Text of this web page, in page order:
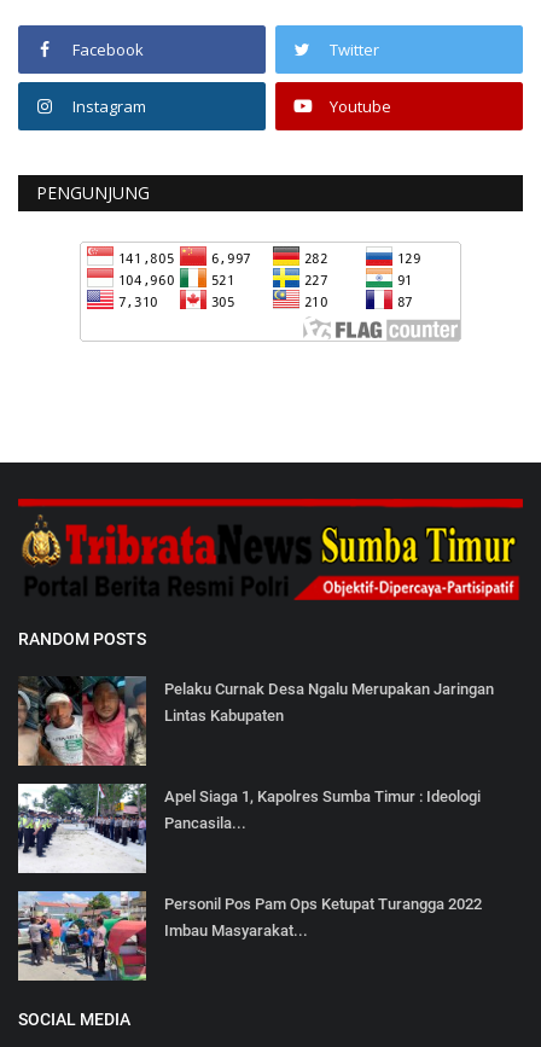
Facebook Twitter
Instagram Youtube
PENGUNJUNG
RANDOM POSTS
Pelaku Curnak Desa Ngalu Merupakan Jaringan
Lintas Kabupaten
Apel Siaga 1, Kapolres Sumba Timur : Ideologi
Pancasila...
Personil Pos Pam Ops Ketupat Turangga 2022
Imbau Masyarakat...
SOCIAL MEDIA